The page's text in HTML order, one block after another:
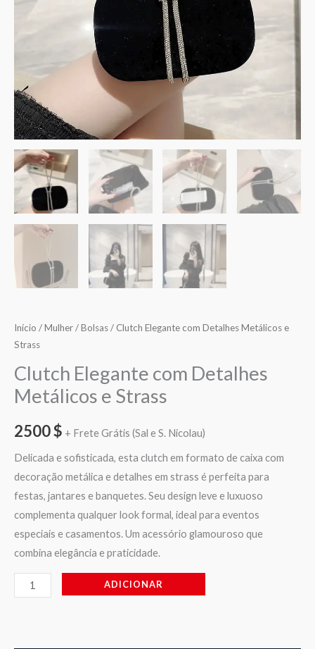
Início /Mulher/Bolsas/ Clutch Elegante com Detalhes Metálicos e
Strass
Clutch Elegante com Detalhes
Metálicos e Strass
2500$ + Frete Grátis (Sal e S. Nicolau)
Delicada e sofisticada, esta clutch em formato de caixa com
decoração metálica e detalhes em strass é perfeita para
festas, jantares e banquetes. Seu design leve e luxuoso
complementa qualquer look formal, ideal para eventos
especiais e casamentos. Um acessório glamouroso que
combina elegância e praticidade.
ADICIONAR